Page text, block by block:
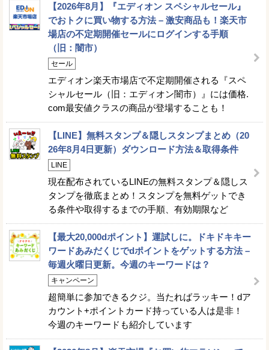
【2026年8月】『エディオン スペシャルセール』
でおトクに買い物する方法 – 激安商品も！楽天市
場店の不定期開催セールにログインする手順
（旧：闇市）
セール
エディオン楽天市場店で不定期開催される『スペ
シャルセール（旧：エディオン闇市）』には価格.
com最安値クラスの商品が登場することも！
【LINE】無料スタンプ＆隠しスタンプまとめ（20
26年8月4日更新）ダウンロード方法＆取得条件
LINE
現在配布されているLINEの無料スタンプ＆隠しス
タンプを徹底まとめ！スタンプを無料ゲットでき
る条件や取得するまでの手順、有効期限など
【最大20,000dポイント】運試しに。ドキドキキー
ワードあみだくじでdポイントをゲットする方法 –
毎週火曜日更新。今週のキーワードは？
キャンペーン
超簡単に参加できるクジ。当たればラッキー！dア
カウント+ポイントカード持っている人は是非！
今週のキーワードも紹介しています